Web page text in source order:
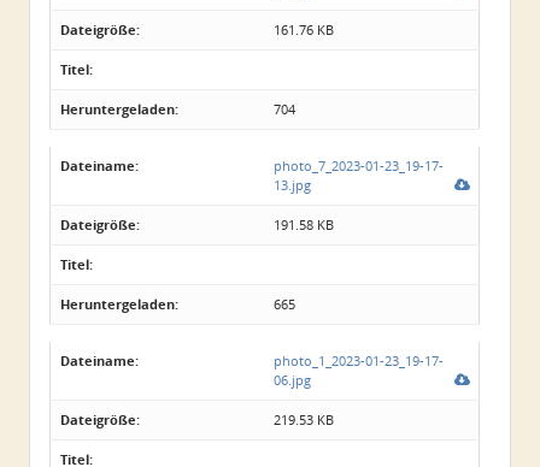
Dateigröße: 161.76 KB
Titel:
Heruntergeladen: 704
Dateiname:
photo_7_2023-01-23_19-17-
13.jpg
Dateigröße: 191.58 KB
Titel:
Heruntergeladen: 665
Dateiname:
photo_1_2023-01-23_19-17-
06.jpg
Dateigröße: 219.53 KB
Titel: